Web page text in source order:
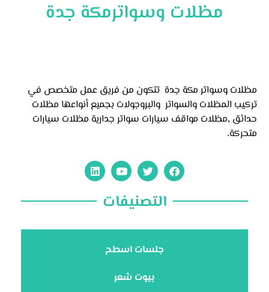
مظلات وسواترمكة جدة
مظلات وسواتر مكة جدة تتكون من فريق عمل متخصص في
تركيب المظلات والسواتر والبروجولات بجميع أنواعها مظلات
حدائق ,مظلات مواقف سيارات سواتر جدارية مظلات سيارات
متحركة.
التصنيفات
جلسات اسطح
بيوت شعر